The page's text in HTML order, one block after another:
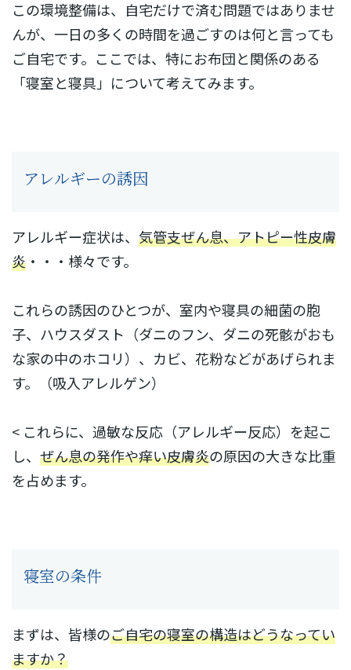
この環境整備は、自宅だけで済む問題ではありませ
んが、一日の多くの時間を過ごすのは何と言っても
ご自宅です。ここでは、特にお布団と関係のある
「寝室と寝具」について考えてみます。
アレルギーの誘因
アレルギー症状は、 気管支ぜん息、アトピー性皮膚
炎 ・・・様々です。
これらの誘因のひとつが、室内や寝具の細菌の胞
子、ハウスダスト（ダニのフン、ダニの死骸がおも
な家の中のホコリ）、カビ、花粉などがあげられま
す。（吸入アレルゲン）
< これらに、過敏な反応（アレルギー反応）を起こ
し、 ぜん息の発作や痒い皮膚炎の原因の大きな比重
を占めます。
寝室の条件
まずは、皆様のご自宅の寝室の構造はどうなってい
ますか？